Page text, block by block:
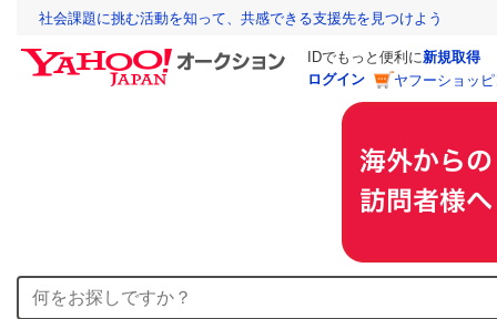
社会課題に挑む活動を知って、共感できる支援先を見つけよう
IDでもっと便利に新規取得
ログイン
ヤフーショッ